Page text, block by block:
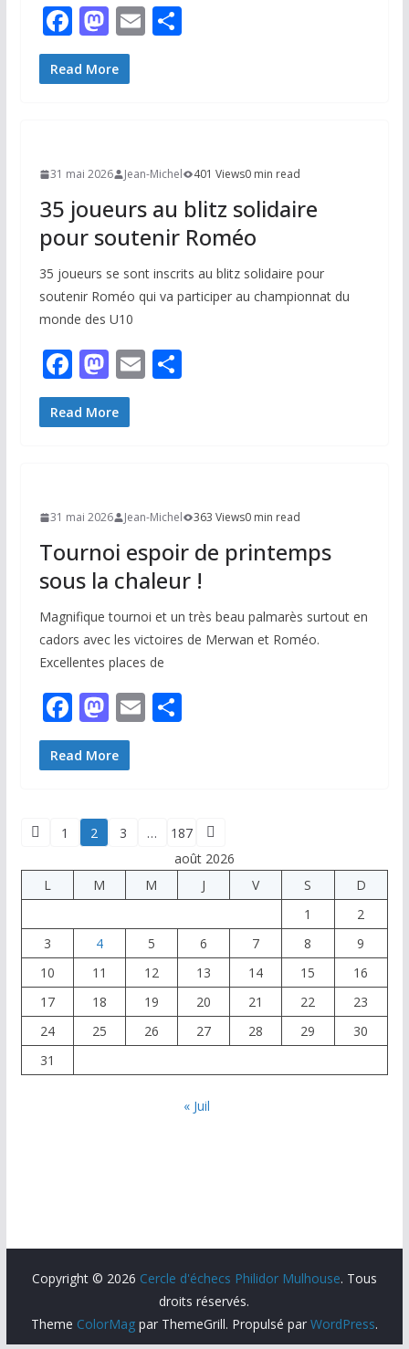
F
ac
e
o
k
M
as
to
n
E P
Read More
31 mai 2026 Jean-Michel 401 Views0 min read
35 joueurs au blitz solidaire
pour soutenir Roméo
35 joueurs se sont inscrits au blitz solidaire pour
soutenir Roméo qui va participer au championnat du
monde des U10
F
ac
e
o
k
M
as
to
n
E P
Read More
31 mai 2026 Jean-Michel 363 Views0 min read
Tournoi espoir de printemps
sous la chaleur !
Magnifique tournoi et un très beau palmarès surtout en
cadors avec les victoires de Merwan et Roméo.
Excellentes places de
F
ac
e
o
o
k
M
as
to
o
n
E P
er
Read More
Pagination
des
publications
1 2 3 …
187
août 2026
L
M M J V S
D
1
2
3
4 5 6 7 8
9
10
11 12 13 14 15
16
17
18 19 20 21 22
23
24
25 26 27 28 29
30
31
« Juil
Copyright © 2026 Cercle d'échecs Philidor Mulhouse. Tous
droits réservés.
Theme ColorMagpar ThemeGrill. Propulsé par WordPress.